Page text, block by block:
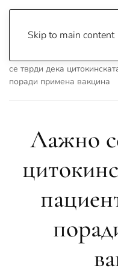
Skip to main content
се тврди дека
поради примена вакцина
Лажно